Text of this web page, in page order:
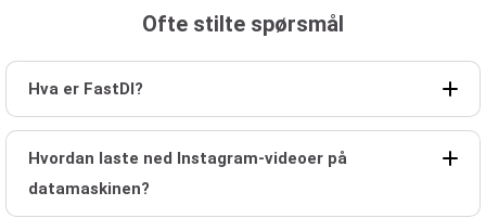
Ofte stilte spørsmål
Hva er FastDl?
Hvordan laste ned Instagram-videoer på
datamaskinen?